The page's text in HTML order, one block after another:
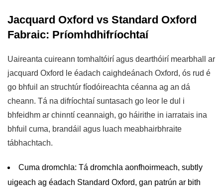
Jacquard Oxford vs Standard Oxford
Fabraic: Príomhdhifríochtaí
Uaireanta cuireann tomhaltóirí agus dearthóirí mearbhall ar
jacquard Oxford le éadach caighdeánach Oxford, ós rud é
go bhfuil an struchtúr fíodóireachta céanna ag an dá
cheann. Tá na difríochtaí suntasach go leor le dul i
bhfeidhm ar chinntí ceannaigh, go háirithe in iarratais ina
bhfuil cuma, brandáil agus luach meabhairbhraite
tábhachtach.
Cuma dromchla: Tá dromchla aonfhoirmeach, subtly
uigeach ag éadach Standard Oxford, gan patrún ar bith